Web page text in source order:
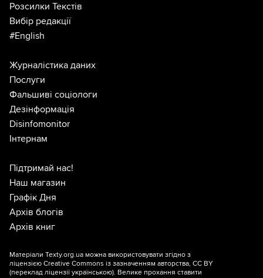
Розсилки Текстів
Вибір редакції
#English
Журналістика даних
Послуги
Фальшиві соціологи
Дезінформація
Disinfomonitor
Інтернам
Підтримай нас!
Наш магазин
Графік Дня
Архів блогів
Архів книг
Матеріали Texty.org.ua можна використовувати згідно з
ліцензією Creative Commons із зазначенням авторства, CC BY
(переклад ліцензії українською). Велике прохання ставити